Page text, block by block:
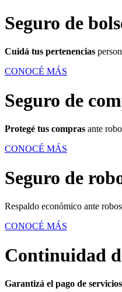
Seguro de
Cuidá tus pertenencias
CONOCÉ MÁS
Seguro de
Protegé tus compras ante
CONOCÉ MÁS
Seguro de
Respaldo económico ante
CONOCÉ MÁS
Continuidad
Garantizá el pago de